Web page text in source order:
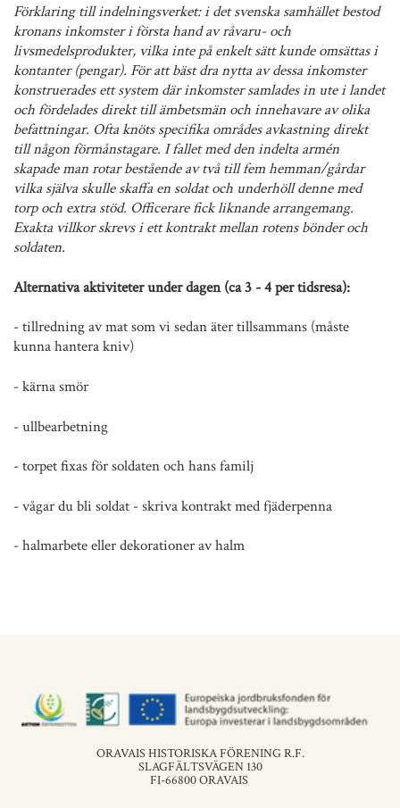
Förklaring till indelningsverket: i det svenska samhället bestod
kronans inkomster i första hand av råvaru- och
livsmedelsprodukter, vilka inte på enkelt sätt kunde omsättas i
kontanter (pengar). För att bäst dra nytta av dessa inkomster
konstruerades ett system där inkomster samlades in ute i landet
och fördelades direkt till ämbetsmän och innehavare av olika
befattningar. Ofta knöts specifika områdes avkastning direkt
till någon förmånstagare. I fallet med den indelta armén
skapade man rotar bestående av två till fem hemman/gårdar
vilka själva skulle skaffa en soldat och underhöll denne med
torp och extra stöd. Officerare fick liknande arrangemang.
Exakta villkor skrevs i ett kontrakt mellan rotens bönder och
soldaten.
Alternativa aktiviteter under dagen (ca 3 - 4 per tidsresa):
- tillredning av mat som vi sedan äter tillsammans (måste
kunna hantera kniv)
- kärna smör
- ullbearbetning
- torpet fixas för soldaten och hans familj
- vågar du bli soldat - skriva kontrakt med fjäderpenna
- halmarbete eller dekorationer av halm
ORAVAIS HISTORISKA FÖRENING R.F.
SLAGFÄLTSVÄGEN 130
FI-66800 ORAVAIS